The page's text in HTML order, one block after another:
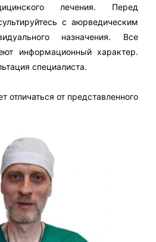
лечения. Перед
с аюрведическим
назначения. Все
информационный характер.
специалиста.
отличаться от представленного